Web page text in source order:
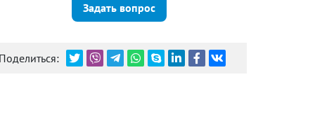
Задать вопрос